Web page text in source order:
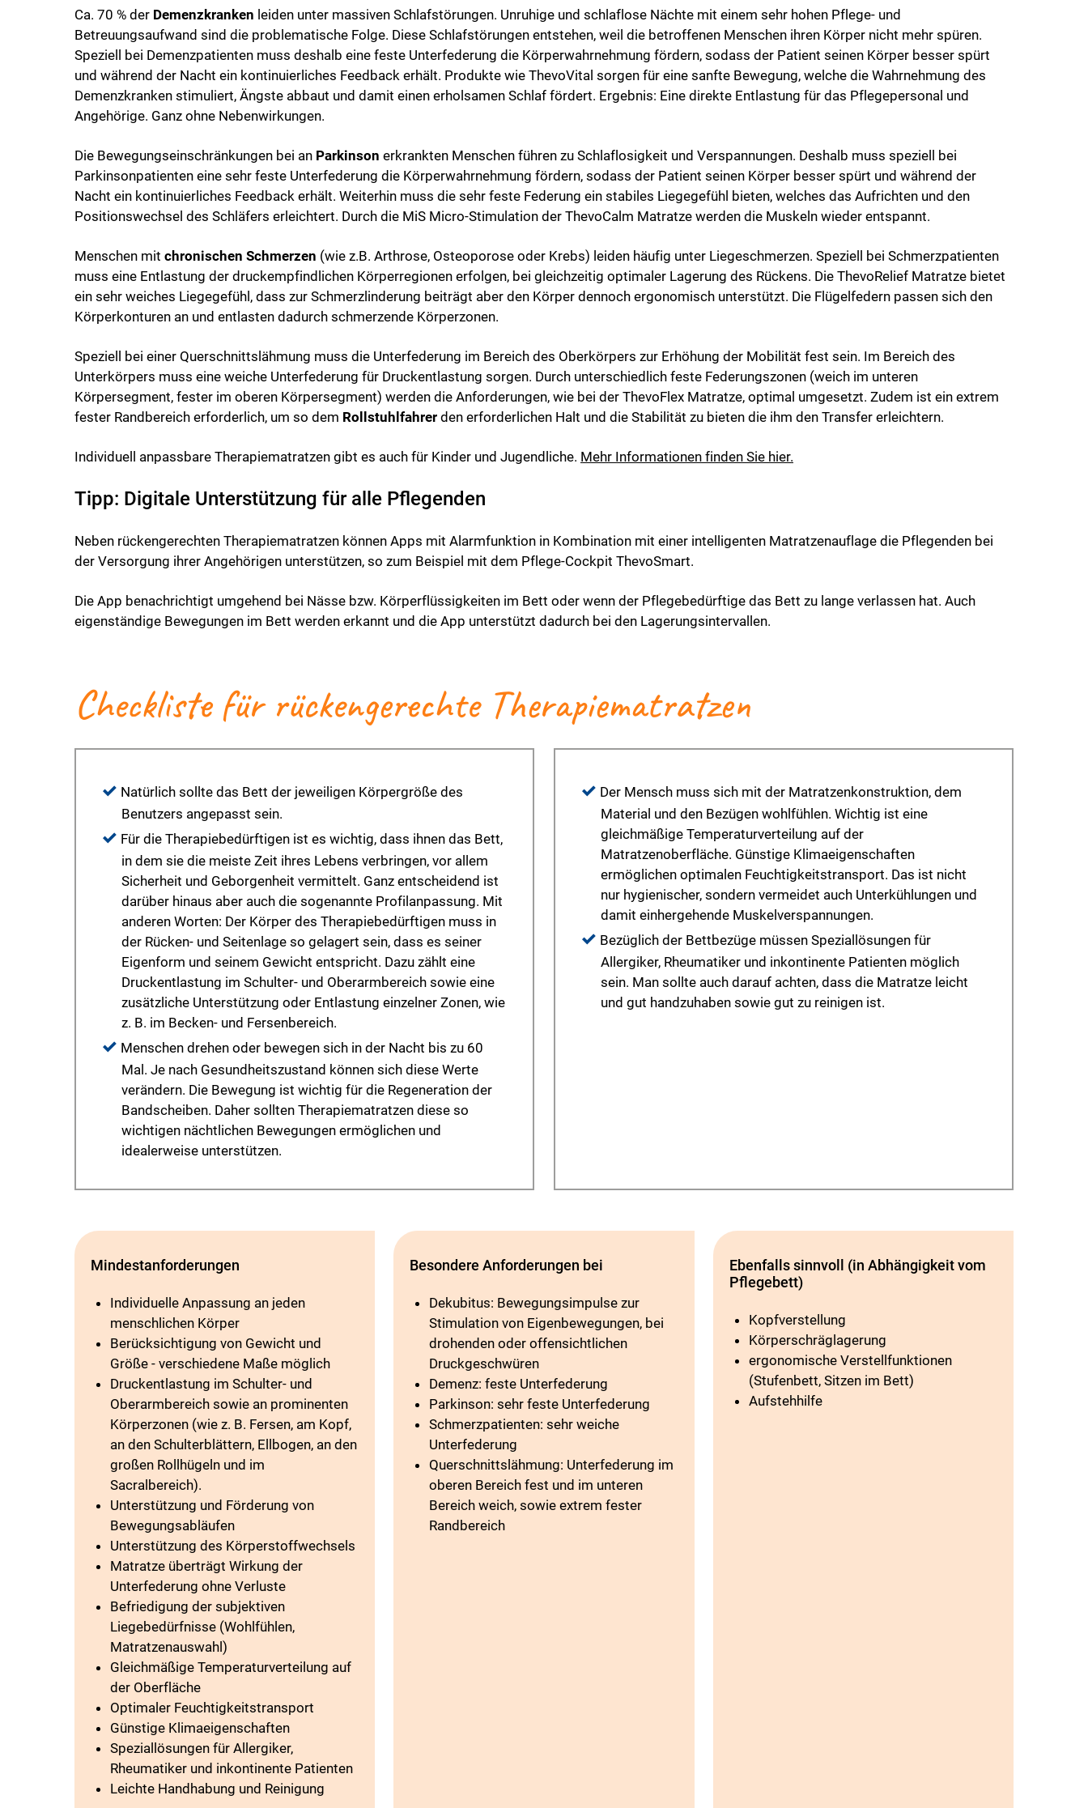
Ca. 70 % der Demenzkranken leiden unter massiven Schlafstörungen. Unruhige und schlaflose Nächte mit einem sehr hohen Pflege- und
Betreuungsaufwand sind die problematische Folge. Diese Schlafstörungen entstehen, weil die betroffenen Menschen ihren Körper nicht mehr spüren.
Speziell bei Demenzpatienten muss deshalb eine feste Unterfederung die Körperwahrnehmung fördern, sodass der Patient seinen Körper besser spürt
und während der Nacht ein kontinuierliches Feedback erhält. Produkte wie ThevoVital sorgen für eine sanfte Bewegung, welche die Wahrnehmung des
Demenzkranken stimuliert, Ängste abbaut und damit einen erholsamen Schlaf fördert. Ergebnis: Eine direkte Entlastung für das Pflegepersonal und
Angehörige. Ganz ohne Nebenwirkungen.
Die Bewegungseinschränkungen bei an Parkinson erkrankten Menschen führen zu Schlaflosigkeit und Verspannungen. Deshalb muss speziell bei
Parkinsonpatienten eine sehr feste Unterfederung die Körperwahrnehmung fördern, sodass der Patient seinen Körper besser spürt und während der
Nacht ein kontinuierliches Feedback erhält. Weiterhin muss die sehr feste Federung ein stabiles Liegegefühl bieten, welches das Aufrichten und den
Positionswechsel des Schläfers erleichtert. Durch die MiS Micro-Stimulation der ThevoCalm Matratze werden die Muskeln wieder entspannt.
Menschen mit chronischen Schmerzen (wie z.B. Arthrose, Osteoporose oder Krebs) leiden häufig unter Liegeschmerzen. Speziell bei Schmerzpatienten
muss eine Entlastung der druckempfindlichen Körperregionen erfolgen, bei gleichzeitig optimaler Lagerung des Rückens. Die ThevoRelief Matratze bietet
ein sehr weiches Liegegefühl, dass zur Schmerzlinderung beiträgt aber den Körper dennoch ergonomisch unterstützt. Die Flügelfedern passen sich den
Körperkonturen an und entlasten dadurch schmerzende Körperzonen.
Speziell bei einer Querschnittslähmung muss die Unterfederung im Bereich des Oberkörpers zur Erhöhung der Mobilität fest sein. Im Bereich des
Unterkörpers muss eine weiche Unterfederung für Druckentlastung sorgen. Durch unterschiedlich feste Federungszonen (weich im unteren
Körpersegment, fester im oberen Körpersegment) werden die Anforderungen, wie bei der ThevoFlex Matratze, optimal umgesetzt. Zudem ist ein extrem
fester Randbereich erforderlich, um so dem Rollstuhlfahrer den erforderlichen Halt und die Stabilität zu bieten die ihm den Transfer erleichtern.
Individuell anpassbare Therapiematratzen gibt es auch für Kinder und Jugendliche. Mehr Informationen finden Sie hier.
Tipp: Digitale Unterstützung für alle Pflegenden
Neben rückengerechten Therapiematratzen können Apps mit Alarmfunktion in Kombination mit einer intelligenten Matratzenauflage die Pflegenden bei
der Versorgung ihrer Angehörigen unterstützen, so zum Beispiel mit dem Pflege-Cockpit ThevoSmart.
Die App benachrichtigt umgehend bei Nässe bzw. Körperflüssigkeiten im Bett oder wenn der Pflegebedürftige das Bett zu lange verlassen hat. Auch
eigenständige Bewegungen im Bett werden erkannt und die App unterstützt dadurch bei den Lagerungsintervallen.
Checkliste für rückengerechte Therapiematratzen
Natürlich sollte das Bett der jeweiligen Körpergröße des
Benutzers angepasst sein.
Für die Therapiebedürftigen ist es wichtig, dass ihnen das Bett,
in dem sie die meiste Zeit ihres Lebens verbringen, vor allem
Sicherheit und Geborgenheit vermittelt. Ganz entscheidend ist
darüber hinaus aber auch die sogenannte Profilanpassung. Mit
anderen Worten: Der Körper des Therapiebedürftigen muss in
der Rücken- und Seitenlage so gelagert sein, dass es seiner
Eigenform und seinem Gewicht entspricht. Dazu zählt eine
Druckentlastung im Schulter- und Oberarmbereich sowie eine
zusätzliche Unterstützung oder Entlastung einzelner Zonen, wie
z. B. im Becken- und Fersenbereich.
Menschen drehen oder bewegen sich in der Nacht bis zu 60
Mal. Je nach Gesundheitszustand können sich diese Werte
verändern. Die Bewegung ist wichtig für die Regeneration der
Bandscheiben. Daher sollten Therapiematratzen diese so
wichtigen nächtlichen Bewegungen ermöglichen und
idealerweise unterstützen.
Der Mensch muss sich mit der Matratzenkonstruktion, dem
Material und den Bezügen wohlfühlen. Wichtig ist eine
gleichmäßige Temperaturverteilung auf der
Matratzenoberfläche. Günstige Klimaeigenschaften
ermöglichen optimalen Feuchtigkeitstransport. Das ist nicht
nur hygienischer, sondern vermeidet auch Unterkühlungen und
damit einhergehende Muskelverspannungen.
Bezüglich der Bettbezüge müssen Speziallösungen für
Allergiker, Rheumatiker und inkontinente Patienten möglich
sein. Man sollte auch darauf achten, dass die Matratze leicht
und gut handzuhaben sowie gut zu reinigen ist.
Mindestanforderungen
Individuelle Anpassung an jeden
menschlichen Körper
Berücksichtigung von Gewicht und
Größe - verschiedene Maße möglich
Druckentlastung im Schulter- und
Oberarmbereich sowie an prominenten
Körperzonen (wie z. B. Fersen, am Kopf,
an den Schulterblättern, Ellbogen, an den
großen Rollhügeln und im
Sacralbereich).
Unterstützung und Förderung von
Bewegungsabläufen
Unterstützung des Körperstoffwechsels
Matratze überträgt Wirkung der
Unterfederung ohne Verluste
Befriedigung der subjektiven
Liegebedürfnisse (Wohlfühlen,
Matratzenauswahl)
Gleichmäßige Temperaturverteilung auf
der Oberfläche
Optimaler Feuchtigkeitstransport
Günstige Klimaeigenschaften
Speziallösungen für Allergiker,
Rheumatiker und inkontinente Patienten
Leichte Handhabung und Reinigung
Besondere Anforderungen bei
Dekubitus: Bewegungsimpulse zur
Stimulation von Eigenbewegungen, bei
drohenden oder offensichtlichen
Druckgeschwüren
Demenz: feste Unterfederung
Parkinson: sehr feste Unterfederung
Schmerzpatienten: sehr weiche
Unterfederung
Querschnittslähmung: Unterfederung im
oberen Bereich fest und im unteren
Bereich weich, sowie extrem fester
Randbereich
Ebenfalls sinnvoll (in Abhängigkeit vom
Pflegebett)
Kopfverstellung
Körperschräglagerung
ergonomische Verstellfunktionen
(Stufenbett, Sitzen im Bett)
Aufstehhilfe